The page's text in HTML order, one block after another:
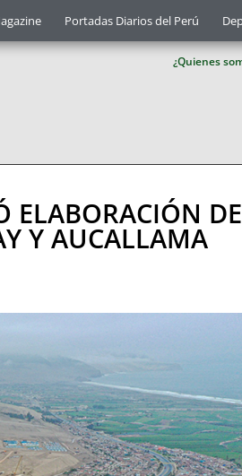
Portadas Diarios del Perú
¿Quienes
Y AUCALLAMA